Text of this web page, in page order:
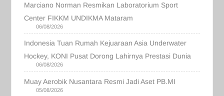
Marciano Norman Resmikan Laboratorium Sport
Center FIKKM UNDIKMA Mataram
06/08/2026
Indonesia Tuan Rumah Kejuaraan Asia Underwater
Hockey, KONI Pusat Dorong Lahirnya Prestasi Dunia
06/08/2026
Muay Aerobik Nusantara Resmi Jadi Aset PB.MI
05/08/2026